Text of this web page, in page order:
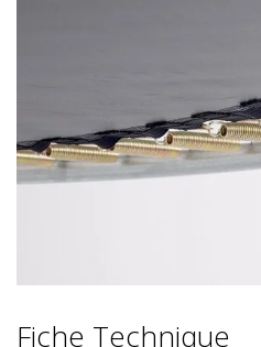
Fiche Technique